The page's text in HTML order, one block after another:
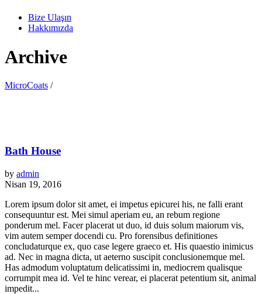
Bize Ulaşın
Hakkımızda
Archive
MicroCoats /
Bath House
by admin
Nisan 19, 2016
Lorem ipsum dolor sit amet, ei impetus epicurei his, ne falli erant
consequuntur est. Mei simul aperiam eu, an rebum regione
ponderum mel. Facer placerat ut duo, id duis solum maiorum vis,
vim autem semper docendi cu. Pro forensibus definitiones
concludaturque ex, quo case legere graeco et. His quaestio inimicus
ad. Nec in magna dicta, ut aeterno suscipit conclusionemque mel.
Has admodum voluptatum delicatissimi in, mediocrem qualisque
corrumpit mea id. Vel te hinc verear, ei placerat petentium sit, animal
impedit...